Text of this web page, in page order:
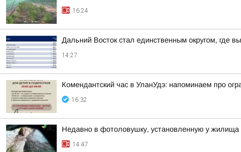
16:24
Дальний Восток стал единственным округом, где
14:27
Комендантский час в УланУдэ: напоминаем про
16:32
Недавно в фотоловушку, установленную у жилища
14:47